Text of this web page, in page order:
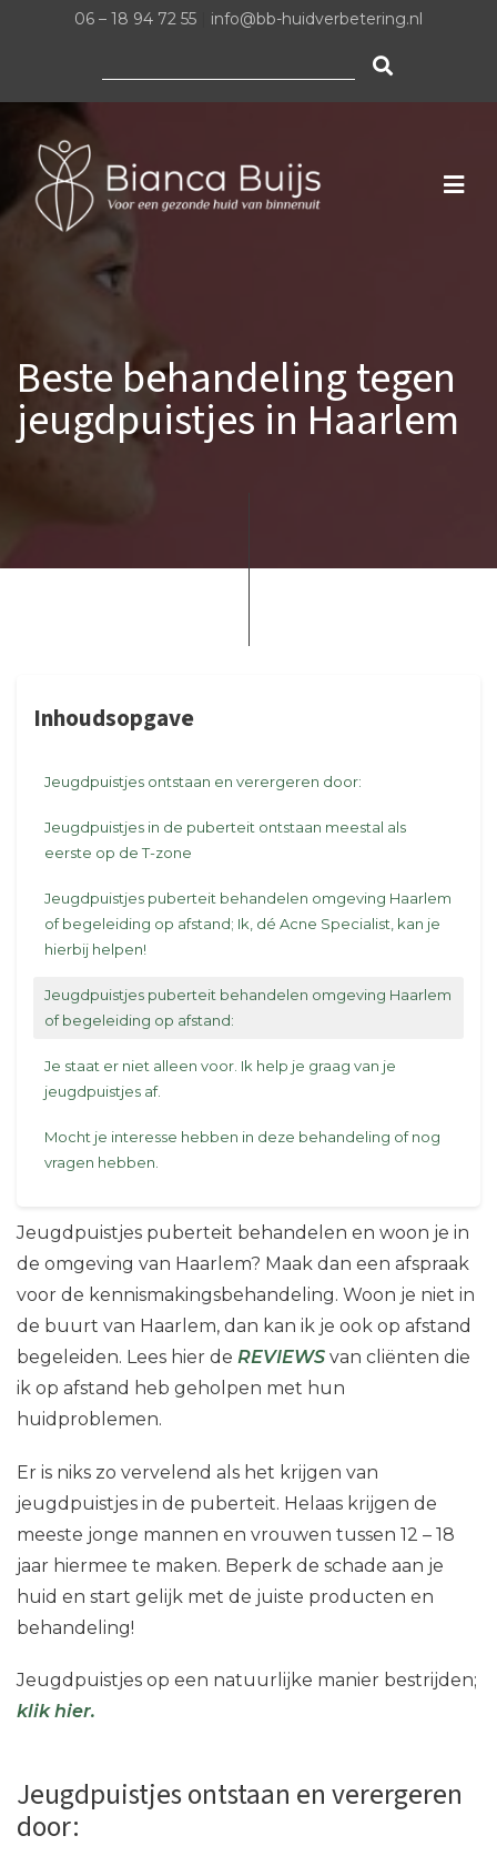
06 – 18 94 72 55 info@bb-huidverbetering.nl
Beste behandeling tegen
jeugdpuistjes in Haarlem
Jeugdpuistjes puberteit behandelen en woon je in
de omgeving van Haarlem? Maak dan een afspraak
voor de kennismakingsbehandeling. Woon je niet in
de buurt van Haarlem, dan kan ik je ook op afstand
begeleiden. Lees hier de REVIEWS van cliënten die
ik op afstand heb geholpen met hun
huidproblemen.
Er is niks zo vervelend als het krijgen van
jeugdpuistjes in de puberteit. Helaas krijgen de
meeste jonge mannen en vrouwen tussen 12 – 18
jaar hiermee te maken. Beperk de schade aan je
huid en start gelijk met de juiste producten en
behandeling!
Jeugdpuistjes op een natuurlijke manier bestrijden;
klik hier.
Jeugdpuistjes ontstaan en verergeren
door:
Inhoudsopgave
Jeugdpuistjes ontstaan en verergeren door:
Jeugdpuistjes in de puberteit ontstaan meestal als
eerste op de T-zone
Jeugdpuistjes puberteit behandelen omgeving Haarlem
of begeleiding op afstand; Ik, dé Acne Specialist, kan je
hierbij helpen!
Jeugdpuistjes puberteit behandelen omgeving Haarlem
of begeleiding op afstand:
Je staat er niet alleen voor. Ik help je graag van je
jeugdpuistjes af.
Mocht je interesse hebben in deze behandeling of nog
vragen hebben.